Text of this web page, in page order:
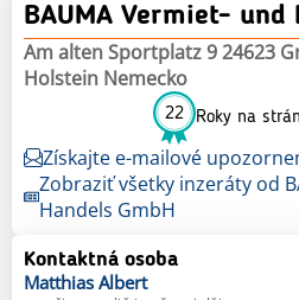
BAUMA Vermiet- und
Am alten Sportplatz 9 24623
Holstein Nemecko
22 Roky na
Získajte e-mailové
Zobraziť všetky inzeráty od
Handels GmbH
Kontaktná osoba
Matthias Albert